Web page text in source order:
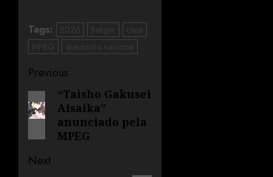
Tags: 2026 Betiger
capa
MPEG
quadrinho nacional
Previous
“Taisho Gakusei
Aisaika”
anunciado pela
MPEG
Next